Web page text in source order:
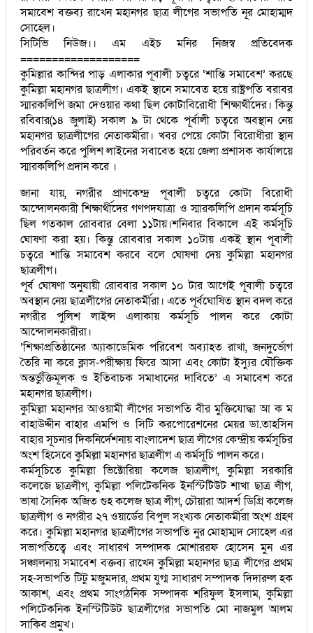
সমাবেশ বক্তব্য রাখেন মহানগর ছাত্র লীগের সভাপতি নূর মোহাম্মদ
সোহেল।
সিটিভি নিউজ।। এম এইচ মনির নিজস্ব প্রতিবেদক
===================
কুমিল্লার কান্দির পাড় এলাকার পূবালী চত্বরে ‘শান্তি সমাবেশ’ করছে
কুমিল্লা মহানগর ছাত্রলীগ। একই স্থানে সমাবেত হয়ে রাষ্ট্রপতি বরাবর
স্মারকলিপি জমা দেওয়ার কথা ছিল কোটাবিরোধী শিক্ষার্থীদের। কিন্তু
রবিবার(১৪ জুলাই) সকাল ৯ টা থেকে পূর্বালী চত্বরে অবস্থান নেয়
মহানগর ছাত্রলীগের নেতাকর্মীরা। খবর পেয়ে কোটা বিরোধীরা স্থান
পরিবর্তন করে পুলিশ লাইনের সবাবেত হয়ে জেলা প্রশাসক কার্যালয়ে
স্মারকলিপি প্রদান করে ।
জানা যায়, নগরীর প্রাণকেন্দ্র পূবালী চত্বরে কোটা বিরোধী
আন্দোলনকারী শিক্ষার্থীদের গণপদযাত্রা ও স্মারকলিপি প্রদান কর্মসূচি
ছিল গতকাল রোববার বেলা ১১টায়।শনিবার বিকালে এই কর্মসূচি
ঘোষণা করা হয়। কিন্তু রোববার সকাল ১০টায় একই স্থান পূবালী
চত্বরে শান্তি সমাবেশ করবে বলে ঘোষণা দেয় কুমিল্লা মহানগর
ছাত্রলীগ।
পূর্ব ঘোষণা অনুযায়ী রোববার সকাল ১০ টার আগেই পূবালী চত্বরে
অবস্থান নেয় ছাত্রলীগের নেতাকর্মীরা। এতে পূর্বঘোষিত স্থান বদল করে
নগরীর পুলিশ লাইন্স এলাকায় কর্মসূচি পালন করে কোটা
আন্দোলনকারীরা।
‘শিক্ষাপ্রতিষ্ঠানের অ্যাকাডেমিক পরিবেশ অব্যাহত রাখা, জনদুর্ভোগ
তৈরি না করে ক্লাস-পরীক্ষায় ফিরে আসা এবং কোটা ইস্যুর যৌক্তিক
অন্তর্ভুক্তিমূলক ও ইতিবাচক সমাধানের দাবিতে’ এ সমাবেশ করে
মহানগর ছাত্রলীগ।
কুমিল্লা মহানগর আওয়ামী লীগের সভাপতি বীর মুক্তিযোদ্ধা আ ক ম
বাহাউদ্দীন বাহার এমপি ও সিটি করপোরেশনের মেয়র ডা.তাহসিন
বাহার সূচনার দিকনির্দেশনায় বাংলাদেশ ছাত্র লীগের কেন্দ্রীয় কর্মসূচির
অংশ হিসেবে কুমিল্লা মহানগর ছাত্রলীগ এ কর্মসূচি পালন করে।
কর্মসূচিতে কুমিল্লা ভিক্টোরিয়া কলেজ ছাত্রলীগ, কুমিল্লা সরকারি
কলেজে ছাত্রলীগ, কুমিল্লা পলিটেকনিক ইনস্টিটিউট শাখা ছাত্র লীগ,
ভাষা সৈনিক অজিত গুহ কলেজ ছাত্র লীগ, চৌয়ারা আদর্শ ডিগ্রি কলেজ
ছাত্রলীগ ও নগরীর ২৭ ওয়ার্ডের বিপুল সংখ্যক নেতাকর্মীরা অংশ গ্রহণ
করে। কুমিল্লা মহানগর ছাত্রলীগের সভাপতি নুর মোহাম্মদ সোহেল এর
সভাপতিত্বে এবং সাধারণ সম্পাদক মোশাররফ হোসেন মুন এর
সঞ্চালনায় সমাবেশ বক্তব্য রাখেন কুমিল্লা মহানগর ছাত্র লীগের প্রথম
সহ-সভাপতি টিটু মজুমদার, প্রথম যুগ্ম সাধারণ সম্পাদক দিদারুল হক
আকাশ, এবং প্রথম সাংগঠনিক সম্পাদক শরিফুল ইসলাম, কুমিল্লা
পলিটেকনিক ইনস্টিটিউট ছাত্রলীগের সভাপতি মো নাজমুল আলম
সাকিব প্রমুখ।